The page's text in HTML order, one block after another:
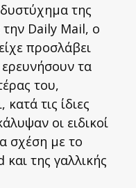
της
Daily Mail, ο
προσλάβει
ερευνήσουν τα
του,
τις ίδιες
οι ειδικοί
σχέση με το
της γαλλικής